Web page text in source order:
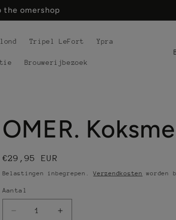
the omershop
Tripel LeFort Ypra
Brouwerijbezoek
L
/
r
g
OMER.
Normale
prijs
€29,95 EUR
Belastingen inbegrepen.Verzendkosten worden
Aantal
Aantal
Aantal